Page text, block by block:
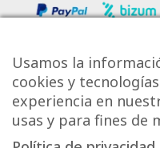
Usamos la
cookies y
experiencia en
usas y para fines de